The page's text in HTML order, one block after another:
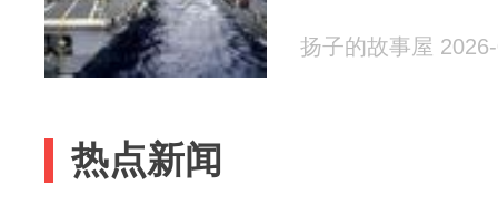
扬子的故事屋
热点新闻